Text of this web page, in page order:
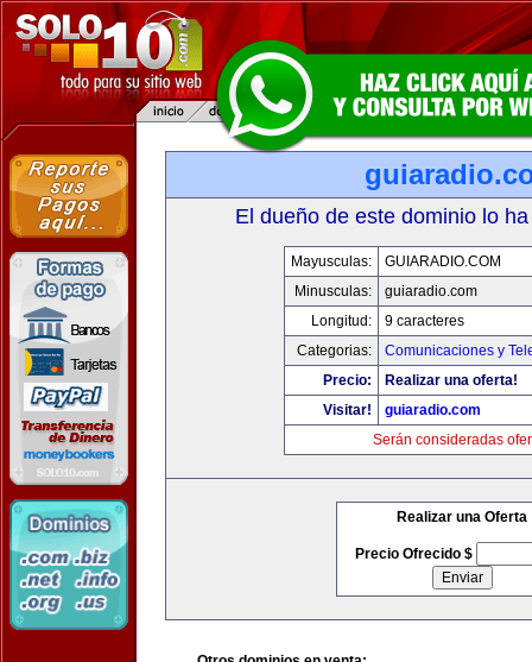
El dueño de este dominio lo
Mayusculas:
GUIARADIO.COM
Minusculas:
guiaradio.com
Longitud:
9 caracteres
Categorias:
Comunicaciones y
Precio:
Realizar una oferta!
Visitar!
guiaradio.com
Serán consideradas
Realizar una Oferta
Precio Ofrecido $